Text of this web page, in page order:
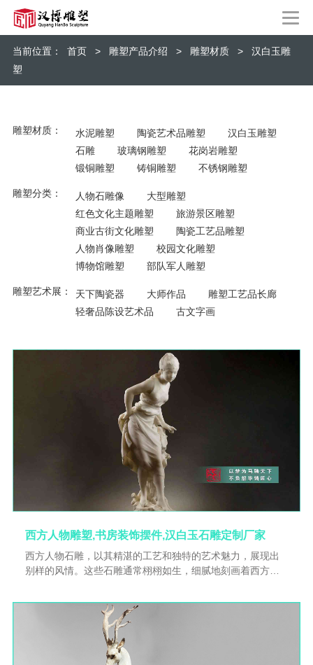
当前位置： 首页 > 雕塑产品介绍 > 雕塑材质 >
汉白玉雕
塑
雕塑材质： 水泥雕塑 陶瓷艺术品雕塑
汉白玉雕塑
石雕
玻璃钢雕塑
花岗岩雕塑
锻铜雕塑
铸铜雕塑 不锈钢雕塑
雕塑分类： 人物石雕像
大型雕塑
红色文化主题雕塑
旅游景区雕塑
商业古街文化雕塑
陶瓷工艺品雕塑
人物肖像雕塑
校园文化雕塑
博物馆雕塑
部队军人雕塑
雕塑艺术展： 天下陶瓷器 大师作品
雕塑工艺品长廊
轻奢品陈设艺术品
古文字画
西方人物雕塑,书房装饰摆件,汉白玉石雕定制厂家
西方人物石雕，以其精湛的工艺和独特的艺术魅力，展现出
别样的风情。这些石雕通常栩栩如生，细腻地刻画着西方人
定，仿佛随时准备迎接挑战；也可能是优雅的贵族，身着华
丽服饰，举止间尽显高贵气质。每一处线条都凝聚着雕刻师
的心血，从人物的发丝到服饰的褶皱，无不展现出极致的写
实与艺术美感。这些石雕或置于公园，成为人们休闲时欣赏
的景观；或安放在广场，为城市增添一份浓厚的文化氛围。